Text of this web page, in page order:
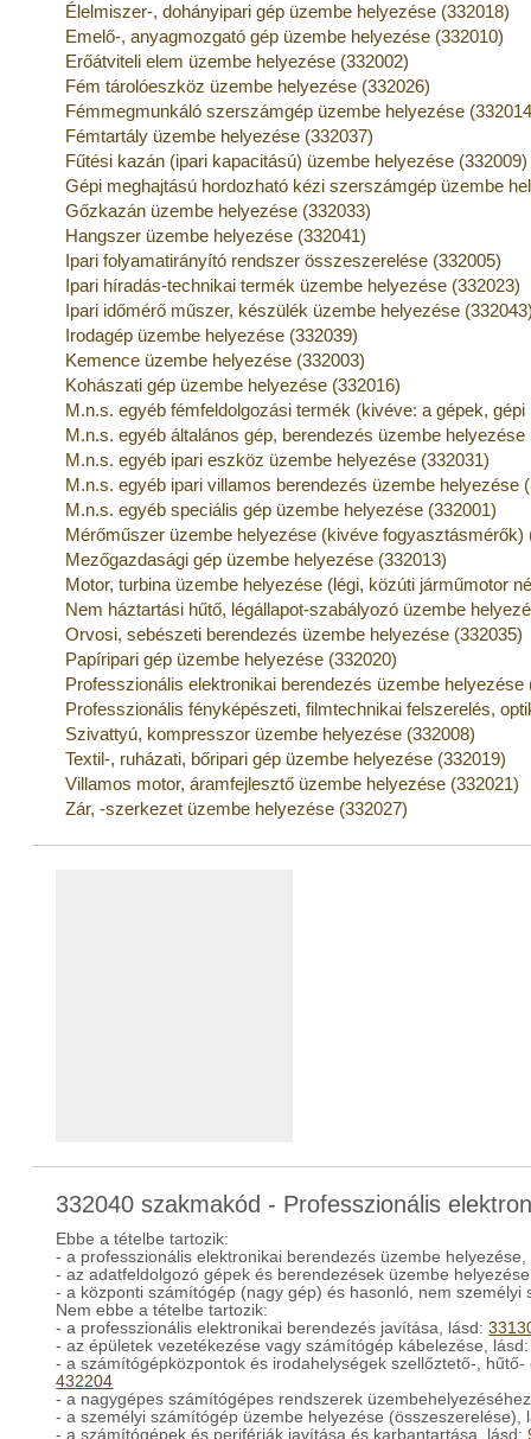
Élelmiszer-, dohányipari gép üzembe helyezése (332018)
Emelő-, anyagmozgató gép üzembe helyezése (332010)
Erőátviteli elem üzembe helyezése (332002)
Fém tárolóeszköz üzembe helyezése (332026)
Fémmegmunkáló szerszámgép üzembe helyezése
Fémtartály üzembe helyezése (332037)
Fűtési kazán (ipari kapacitású) üzembe helyezése (332009)
Gépi meghajtású hordozható kézi szerszámgép üzembe
Gőzkazán üzembe helyezése (332033)
Hangszer üzembe helyezése (332041)
Ipari folyamatirányító rendszer összeszerelése (332005)
Ipari híradás-technikai termék üzembe helyezése (332023)
Ipari időmérő műszer, készülék üzembe helyezése
Irodagép üzembe helyezése (332039)
Kemence üzembe helyezése (332003)
Kohászati gép üzembe helyezése (332016)
M.n.s. egyéb fémfeldolgozási termék (kivéve: a gépek,
M.n.s. egyéb általános gép, berendezés üzembe helyezése
M.n.s. egyéb ipari eszköz üzembe helyezése (332031)
M.n.s. egyéb ipari villamos berendezés üzembe helyezése
M.n.s. egyéb speciális gép üzembe helyezése (332001)
Mérőműszer üzembe helyezése (kivéve fogyasztásmérők)
Mezőgazdasági gép üzembe helyezése (332013)
Motor, turbina üzembe helyezése (légi, közúti járműmotor
Nem háztartási hűtő, légállapot-szabályozó üzembe
Orvosi, sebészeti berendezés üzembe helyezése (332035)
Papíripari gép üzembe helyezése (332020)
Professzionális elektronikai berendezés üzembe helyezése
Professzionális fényképészeti, filmtechnikai felszerelés,
Szivattyú, kompresszor üzembe helyezése (332008)
Textil-, ruházati, bőripari gép üzembe helyezése (332019)
Villamos motor, áramfejlesztő üzembe helyezése (332021)
Zár, -szerkezet üzembe helyezése (332027)
332040 szakmakód - Professzionális
Ebbe a tételbe tartozik:
- a professzionális elektronikai berendezés üzembe helyezése,
- az adatfeldolgozó gépek és berendezések üzembe helyezése
- a központi számítógép (nagy gép) és hasonló, nem
Nem ebbe a tételbe tartozik:
- a professzionális elektronikai berendezés javítása, lásd:
- az épületek vezetékezése vagy számítógép kábelezése,
- a számítógépközpontok és irodahelységek szellőztető-,
432204
- a nagygépes számítógépes rendszerek
- a személyi számítógép üzembe helyezése (összeszerelése),
- a számítógépek és perifériák javítása és karbantartása, lásd: